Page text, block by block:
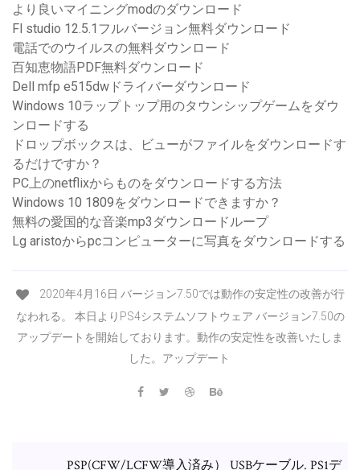
より良いマイニングmodのダウンロード
Fl studio 12.5.1フルバージョン無料ダウンロード
電話でのウイルスの無料ダウンロード
百知恵物語PDF無料ダウンロード
Dell mfp e515dwドライバーダウンロード
Windows 10ラップトップ用のタウンシップゲームをダウ
ンロードする
ドロップボックスは、ビューがファイルをダウンロードす
るだけですか？
PC上のnetflixからものをダウンロードする方法
Windows 10 1809をダウンロードできますか？
無料の愛国的な音楽mp3ダウンロードループ
Lg aristoからpcコンピューターに写真をダウンロードする
2020年4月16日 バージョン7.50では動作の安定性の改善が行
なわれる。 本日よりPS4システムソフトウェア バージョン7.50の
アップデートを開始しております。動作の安定性を改善いたしま
した。アップデート
PSP(CFW/LCFW導入済み） USBケーブル. PS1デ